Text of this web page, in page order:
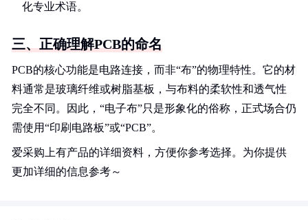
化专业术语。
三、正确理解PCB的命名
PCB的核心功能是电路连接，而非“布”的物理特性。它的材
料通常是玻璃纤维或树脂基板，与布料的柔软性和透气性
完全不同。因此，“电子布”只是形象化的俗称，正式场合仍
需使用“印刷电路板”或“PCB”。
爱采购上有产品的详细资料，方便你参考选择。为你提供
更加详细的信息参考～